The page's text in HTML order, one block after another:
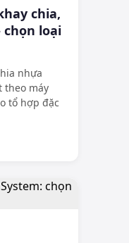
chia,
loại
nhựa
theo máy
tổ hợp đặc